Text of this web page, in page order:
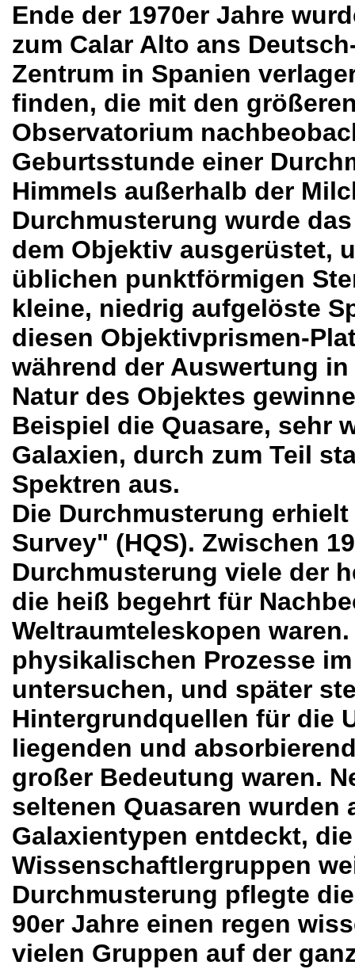
Ende der 1970er Jahre
zum Calar Alto ans
Zentrum in Spanien
finden, die mit den
Observatorium
Geburtsstunde einer
Himmels außerhalb der
Durchmusterung wurde
dem Objektiv ausgerüstet,
üblichen punktförmigen
kleine, niedrig aufgelöste
diesen Objektivprismen-
während der Auswertung
Natur des Objektes
Beispiel die Quasare, sehr
Galaxien, durch zum Teil
Spektren aus.
Die Durchmusterung
Survey" (HQS). Zwischen
Durchmusterung viele der
die heiß begehrt für
Weltraumteleskopen
physikalischen Prozesse
untersuchen, und später
Hintergrundquellen für die
liegenden und
großer Bedeutung waren.
seltenen Quasaren wurden
Galaxientypen entdeckt,
Wissenschaftlergruppen
Durchmusterung pflegte
90er Jahre einen regen
vielen Gruppen auf der